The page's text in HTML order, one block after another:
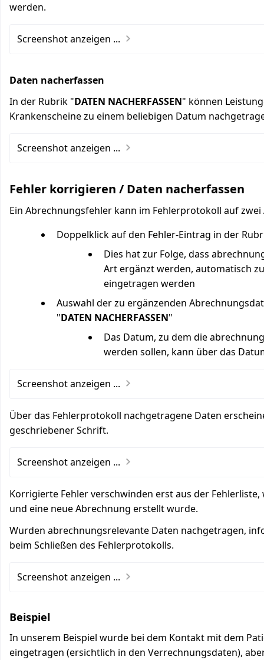
werden.
Screenshot anzeigen ...
Daten nacherfassen
In der Rubrik "DATEN NACHERFASSEN" können
Krankenscheine zu einem beliebigen Datum
Screenshot anzeigen ...
Fehler korrigieren / Daten nacherfassen
Ein Abrechnungsfehler kann im Fehlerprotokoll auf
Doppelklick auf den Fehler-Eintrag in der
Dies hat zur Folge, dass
Art ergänzt werden, automatisch
eingetragen werden
Auswahl der zu ergänzenden
"DATEN NACHERFASSEN"
Das Datum, zu dem die
werden sollen, kann über das
Screenshot anzeigen ...
Über das Fehlerprotokoll nachgetragene Daten
geschriebener Schrift.
Screenshot anzeigen ...
Korrigierte Fehler verschwinden erst aus der
und eine neue Abrechnung erstellt wurde.
Wurden abrechnungsrelevante Daten nachgetragen,
beim Schließen des Fehlerprotokolls.
Screenshot anzeigen ...
Beispiel
In unserem Beispiel wurde bei dem Kontakt mit dem
eingetragen (ersichtlich in den Verrechnungsdaten),